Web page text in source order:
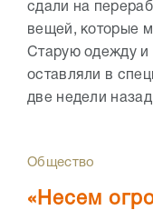
сдали на
вещей, которые
Старую одежду и
оставляли в
две недели
Общество
«Несем